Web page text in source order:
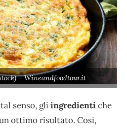
– Wineandfoodtour.it
senso, gliingredientiche
ottimo risultato. Così,